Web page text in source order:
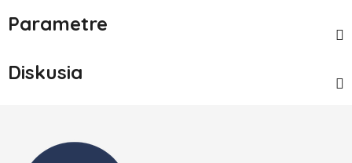
Parametre
Diskusia